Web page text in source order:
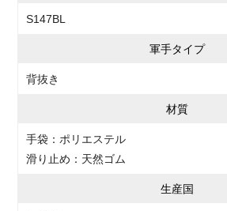
S147BL
軍手タイプ
背抜き
材質
手袋：ポリエステル
滑り止め：天然ゴム
生産国